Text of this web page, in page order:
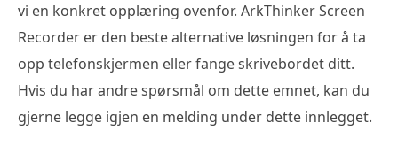
vi en konkret opplæring ovenfor. ArkThinker Screen
Recorder er den beste alternative løsningen for å ta
opp telefonskjermen eller fange skrivebordet ditt.
Hvis du har andre spørsmål om dette emnet, kan du
gjerne legge igjen en melding under dette innlegget.